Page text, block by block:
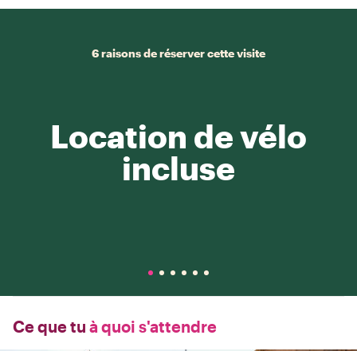
6 raisons de réserver cette visite
Location de vélo
incluse
Ce que tu à quoi s'attendre